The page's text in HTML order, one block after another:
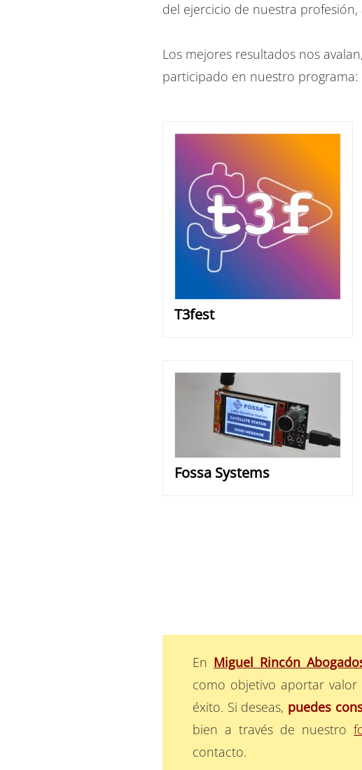
del ejercicio de nuestra
Los mejores resultados nos
participado en nuestro programa:
T3fest
Fossa Systems
En Miguel Rincón
como objetivo aportar valor
éxito. Si deseas, puedes
bien a través de nuestro
contacto.